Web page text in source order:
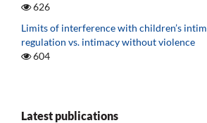
626
Limits of interference with children’s
regulation vs. intimacy without violence
604
Latest publications